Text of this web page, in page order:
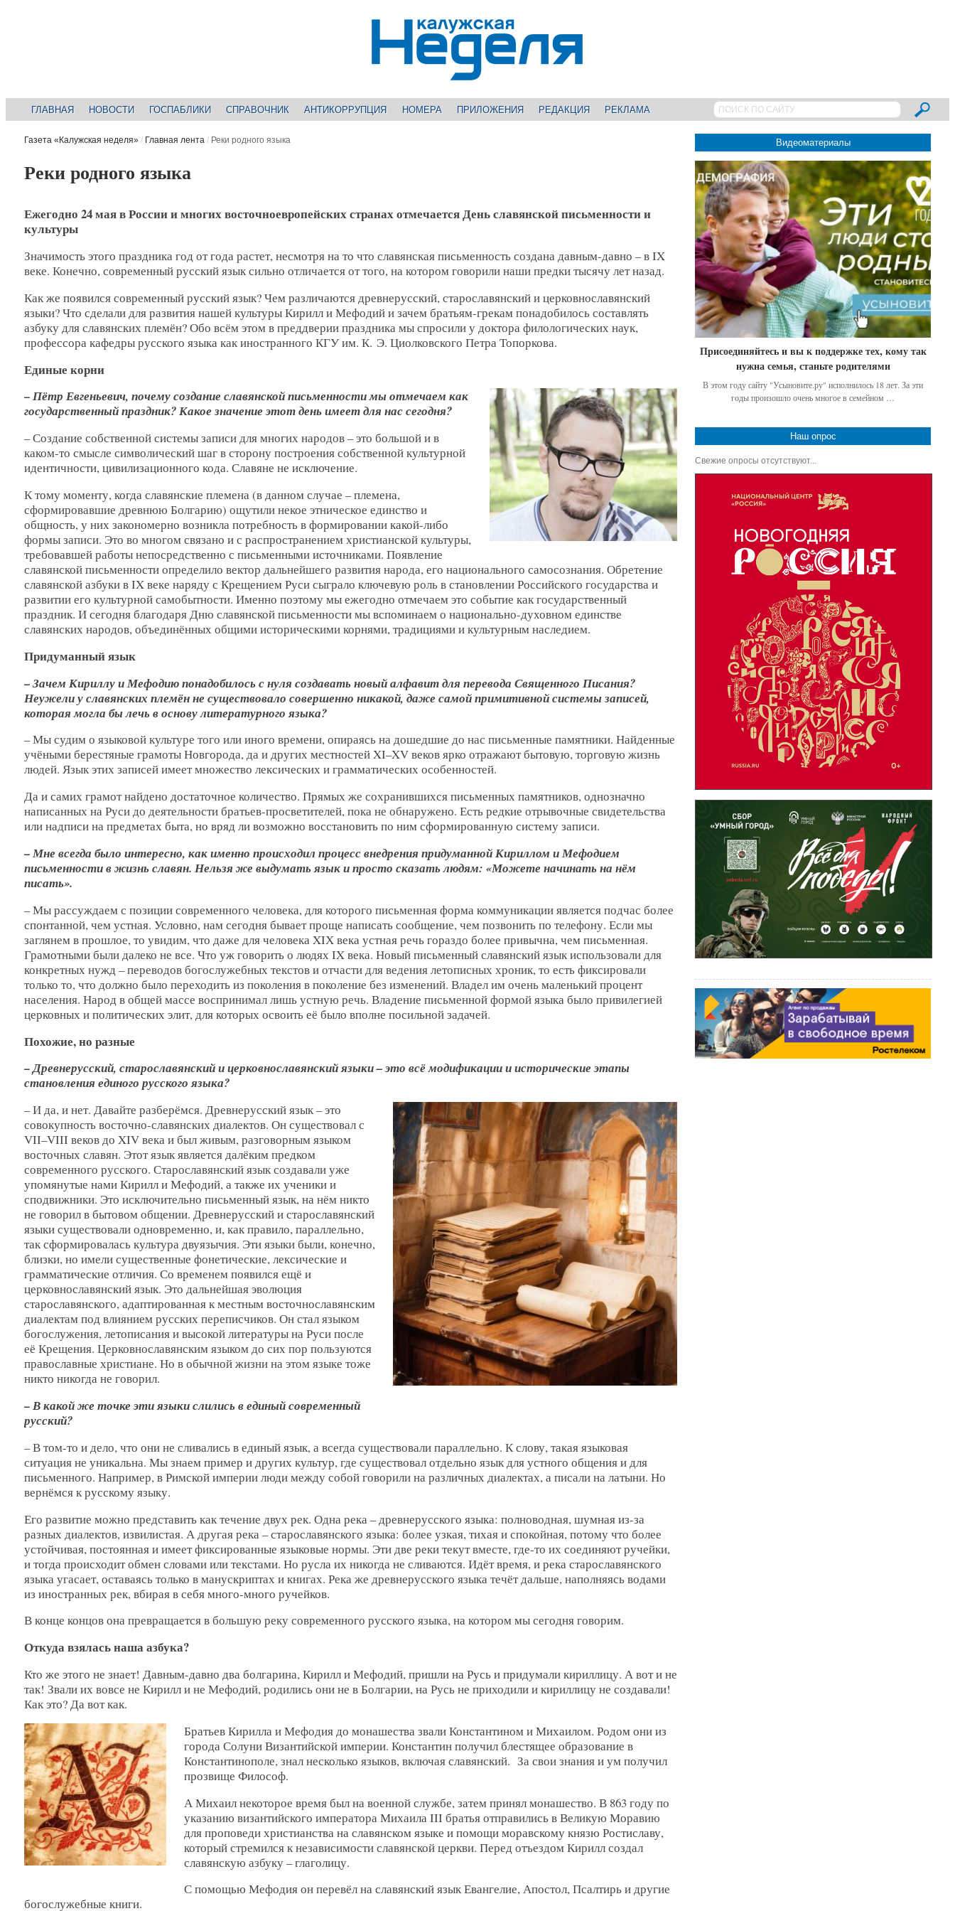
ГЛАВНАЯ НОВОСТИ ГОСПАБЛИКИ СПРАВОЧНИК АНТИКОРРУПЦИЯ НОМЕРА ПРИЛОЖЕНИЯ РЕДАКЦИЯ РЕКЛАМА
Газета «Калужская неделя» / Главная лента / Реки родного языка
Реки родного языка
Ежегодно 24 мая в России и многих восточноевропейских странах отмечается День славянской письменности и
культуры
Значимость этого праздника год от года растет, несмотря на то что славянская письменность создана давным-давно – в IX
веке. Конечно, современный русский язык сильно отличается от того, на котором говорили наши предки тысячу лет назад.
Как же появился современный русский язык? Чем различаются древнерусский, старославянский и церковнославянский
языки? Что сделали для развития нашей культуры Кирилл и Мефодий и зачем братьям-грекам понадобилось составлять
азбуку для славянских племён? Обо всём этом в преддверии праздника мы спросили у доктора филологических наук,
профессора кафедры русского языка как иностранного КГУ им. К. Э. Циолковского Петра Топоркова.
Единые корни
– Пётр Евгеньевич, почему создание славянской письменности мы отмечаем как
государственный праздник? Какое значение этот день имеет для нас сегодня?
– Создание собственной системы записи для многих народов – это большой и в
каком-то смысле символический шаг в сторону построения собственной культурной
идентичности, цивилизационного кода. Славяне не исключение.
К тому моменту, когда славянские племена (в данном случае – племена,
сформировавшие древнюю Болгарию) ощутили некое этническое единство и
общность, у них закономерно возникла потребность в формировании какой-либо
формы записи. Это во многом связано и с распространением христианской культуры,
требовавшей работы непосредственно с письменными источниками. Появление
славянской письменности определило вектор дальнейшего развития народа, его национального самосознания. Обретение
славянской азбуки в IX веке наряду с Крещением Руси сыграло ключевую роль в становлении Российского государства и
развитии его культурной самобытности. Именно поэтому мы ежегодно отмечаем это событие как государственный
праздник. И сегодня благодаря Дню славянской письменности мы вспоминаем о национально-духовном единстве
славянских народов, объединённых общими историческими корнями, традициями и культурным наследием.
Придуманный язык
– Зачем Кириллу и Мефодию понадобилось с нуля создавать новый алфавит для перевода Священного Писания?
Неужели у славянских племён не существовало совершенно никакой, даже самой примитивной системы записей,
которая могла бы лечь в основу литературного языка?
– Мы судим о языковой культуре того или иного времени, опираясь на дошедшие до нас письменные памятники. Найденные
учёными берестяные грамоты Новгорода, да и других местностей XI–XV веков ярко отражают бытовую, торговую жизнь
людей. Язык этих записей имеет множество лексических и грамматических особенностей.
Да и самих грамот найдено достаточное количество. Прямых же сохранившихся письменных памятников, однозначно
написанных на Руси до деятельности братьев-просветителей, пока не обнаружено. Есть редкие отрывочные свидетельства
или надписи на предметах быта, но вряд ли возможно восстановить по ним сформированную систему записи.
– Мне всегда было интересно, как именно происходил процесс внедрения придуманной Кириллом и Мефодием
письменности в жизнь славян. Нельзя же выдумать язык и просто сказать людям: «Можете начинать на нём
писать».
– Мы рассуждаем с позиции современного человека, для которого письменная форма коммуникации является подчас более
спонтанной, чем устная. Условно, нам сегодня бывает проще написать сообщение, чем позвонить по телефону. Если мы
заглянем в прошлое, то увидим, что даже для человека XIХ века устная речь гораздо более привычна, чем письменная.
Грамотными были далеко не все. Что уж говорить о людях IX века. Новый письменный славянский язык использовали для
конкретных нужд – переводов богослужебных текстов и отчасти для ведения летописных хроник, то есть фиксировали
только то, что должно было переходить из поколения в поколение без изменений. Владел им очень маленький процент
населения. Народ в общей массе воспринимал лишь устную речь. Владение письменной формой языка было привилегией
церковных и политических элит, для которых освоить её было вполне посильной задачей.
Похожие, но разные
– Древнерусский, старославянский и церковнославянский языки – это всё модификации и исторические этапы
становления единого русского языка?
– И да, и нет. Давайте разберёмся. Древнерусский язык – это
совокупность восточно-славянских диалектов. Он существовал с
VII–VIII веков до XIV века и был живым, разговорным языком
восточных славян. Этот язык является далёким предком
современного русского. Старославянский язык создавали уже
упомянутые нами Кирилл и Мефодий, а также их ученики и
сподвижники. Это исключительно письменный язык, на нём никто
не говорил в бытовом общении. Древнерусский и старославянский
языки существовали одновременно, и, как правило, параллельно,
так сформировалась культура двуязычия. Эти языки были, конечно,
близки, но имели существенные фонетические, лексические и
грамматические отличия. Со временем появился ещё и
церковнославянский язык. Это дальнейшая эволюция
старославянского, адаптированная к местным восточнославянским
диалектам под влиянием русских переписчиков. Он стал языком
богослужения, летописания и высокой литературы на Руси после
её Крещения. Церковнославянским языком до сих пор пользуются
православные христиане. Но в обычной жизни на этом языке тоже
никто никогда не говорил.
– В какой же точке эти языки слились в единый современный
русский?
– В том-то и дело, что они не сливались в единый язык, а всегда существовали параллельно. К слову, такая языковая
ситуация не уникальна. Мы знаем пример и других культур, где существовал отдельно язык для устного общения и для
письменного. Например, в Римской империи люди между собой говорили на различных диалектах, а писали на латыни. Но
вернёмся к русскому языку.
Его развитие можно представить как течение двух рек. Одна река – древнерусского языка: полноводная, шумная из-за
разных диалектов, извилистая. А другая река – старославянского языка: более узкая, тихая и спокойная, потому что более
устойчивая, постоянная и имеет фиксированные языковые нормы. Эти две реки текут вместе, где-то их соединяют ручейки,
и тогда происходит обмен словами или текстами. Но русла их никогда не сливаются. Идёт время, и река старославянского
языка угасает, оставаясь только в манускриптах и книгах. Река же древнерусского языка течёт дальше, наполняясь водами
из иностранных рек, вбирая в себя много-много ручейков.
В конце концов она превращается в большую реку современного русского языка, на котором мы сегодня говорим.
Откуда взялась наша азбука?
Кто же этого не знает! Давным-давно два болгарина, Кирилл и Мефодий, пришли на Русь и придумали кириллицу. А вот и не
так! Звали их вовсе не Кирилл и не Мефодий, родились они не в Болгарии, на Русь не приходили и кириллицу не создавали!
Как это? Да вот как.
Братьев Кирилла и Мефодия до монашества звали Константином и Михаилом. Родом они из
города Солуни Византийской империи. Константин получил блестящее образование в
Константинополе, знал несколько языков, включая славянский. За свои знания и ум получил
прозвище Философ.
А Михаил некоторое время был на военной службе, затем принял монашество. В 863 году по
указанию византийского императора Михаила III братья отправились в Великую Моравию
для проповеди христианства на славянском языке и помощи моравскому князю Ростиславу,
который стремился к независимости славянской церкви. Перед отъездом Кирилл создал
славянскую азбуку – глаголицу.
С помощью Мефодия он перевёл на славянский язык Евангелие, Апостол, Псалтирь и другие
богослужебные книги.
Видеоматериалы
Присоединяйтесь и вы к поддержке тех, кому так
нужна семья, станьте родителями
В этом году сайту "Усыновите.ру" исполнилось 18 лет. За эти
годы произошло очень многое в семейном …
Наш опрос
Свежие опросы отсутствуют...